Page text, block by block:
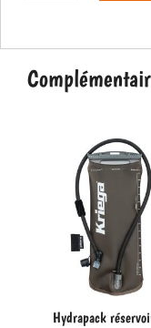
3
hydration
Hydrapack